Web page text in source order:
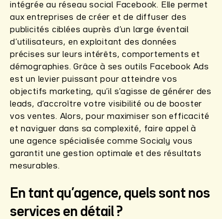
intégrée au réseau social Facebook. Elle permet
aux entreprises de créer et de diffuser des
publicités ciblées auprès d’un large éventail
d’utilisateurs, en exploitant des données
précises sur leurs intérêts, comportements et
démographies. Grâce à ses outils Facebook Ads
est un levier puissant pour atteindre vos
objectifs marketing, qu’il s’agisse de générer des
leads, d’accroître votre visibilité ou de booster
vos ventes. Alors, pour maximiser son efficacité
et naviguer dans sa complexité, faire appel à
une agence spécialisée comme Socialy vous
garantit une gestion optimale et des résultats
mesurables.
En tant qu’agence, quels sont nos
services en détail ?